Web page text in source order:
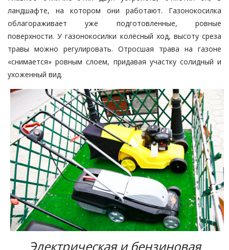
ландшафте, на котором они работают. Газонокосилка
облагораживает уже подготовленные, ровные
поверхности. У газонокосилки колёсный ход, высоту среза
травы можно регулировать. Отросшая трава на газоне
«снимается» ровным слоем, придавая участку солидный и
ухоженный вид.
Электрическая и бензиновая